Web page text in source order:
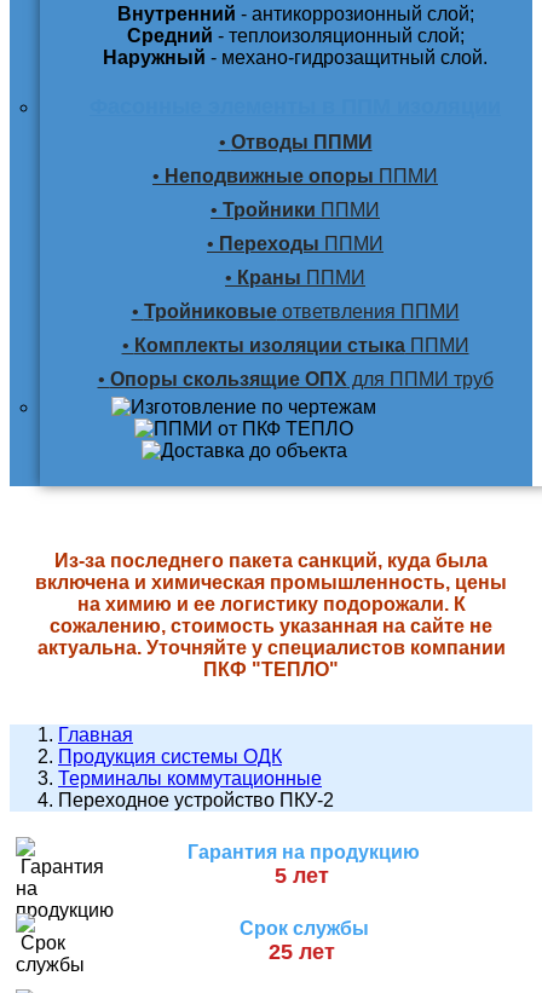
Внутренний - антикоррозионный слой;
Средний - теплоизоляционный слой;
Наружный - механо-гидрозащитный слой.
• Отводы ППМИ
• Неподвижные опоры ППМИ
• Тройники ППМИ
• Переходы ППМИ
• Краны ППМИ
• Тройниковыеответвления ППМИ
• Комплекты изоляции стыкаППМИ
• Опоры скользящие ОПХ для ППМИ труб
Из-за последнего пакета санкций, куда была
включена и химическая промышленность, цены
на химию и ее логистику подорожали. К
сожалению, стоимость указанная на сайте не
актуальна. Уточняйте у специалистов компании
ПКФ "ТЕПЛО"
Главная
Продукция системы ОДК
Терминалы коммутационные
Переходное устройство ПКУ-2
Гарантия на продукцию
5 лет
Срок службы
25 лет